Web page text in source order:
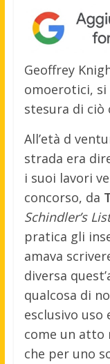
Geoffrey
omoerotici, si
stesura di ciò
All’età d
strada era
i suoi lavori
concorso, da
Schindler’s List
pratica gli
amava
diversa
qualcosa di
esclusivo uso
come un atto
che per uno